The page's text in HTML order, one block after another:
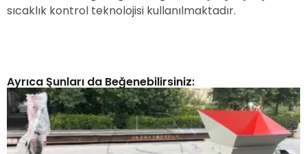
sıcaklık kontrol teknolojisi kullanılmaktadır.
Ayrıca Şunları da Beğenebilirsiniz: